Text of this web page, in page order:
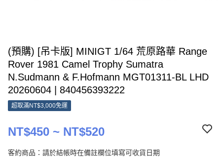
(預購) [吊卡版] MINIGT 1/64 荒原路華 Range
Rover 1981 Camel Trophy Sumatra
N.Sudmann & F.Hofmann MGT01311-BL LHD
20260604 | 840456393222
超取滿NT$3,000免運
NT$450 ~ NT$520
客約商品：請於結帳時在備註欄位填寫可收貨日期